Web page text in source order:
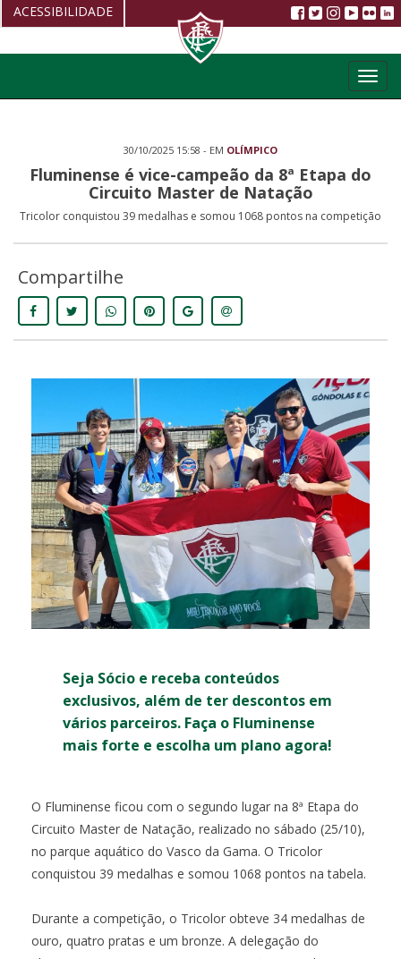
30/10/2025 15:58 - EM OLÍMPICO
Fluminense é vice-campeão da 8ª Etapa do
Circuito Master de Natação
Tricolor conquistou 39 medalhas e somou 1068 pontos na competição
Compartilhe
Seja Sócio e receba conteúdos
exclusivos, além de ter descontos em
vários parceiros. Faça o Fluminense
mais forte e escolha um plano agora!
O Fluminense ficou com o segundo lugar na 8ª Etapa do
Circuito Master de Natação, realizado no sábado (25/10),
no parque aquático do Vasco da Gama. O Tricolor
conquistou 39 medalhas e somou 1068 pontos na tabela.
Durante a competição, o Tricolor obteve 34 medalhas de
ouro, quatro pratas e um bronze. A delegação do
ACESSIBILIDADE